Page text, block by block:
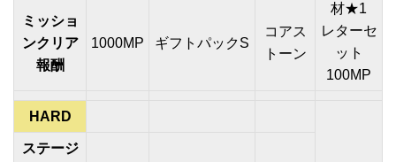
材★1
レターセ
ット
100MP
ミッショ
ンクリア
報酬
1000MP ギフトパックS
コアス
トーン
HARD
ステージ